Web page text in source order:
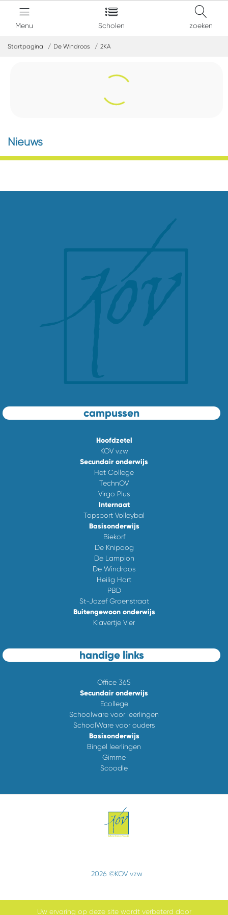
Menu Scholen zoeken
Startpagina De Windroos 2KA
Nieuws
campussen
Hoofdzetel
KOV vzw
Secundair onderwijs
Het College
TechnOV
Virgo Plus
Internaat
Topsport Volleybal
Basisonderwijs
Biekorf
De Knipoog
De Lampion
De Windroos
Heilig Hart
PBD
St-Jozef Groenstraat
Buitengewoon onderwijs
Klavertje Vier
handige links
Office 365
Secundair onderwijs
Ecollege
Schoolware voor leerlingen
SchoolWare voor ouders
Basisonderwijs
Bingel leerlingen
Gimme
Scoodle
2026 ©KOV vzw
Uw ervaring op deze site wordt verbeterd door